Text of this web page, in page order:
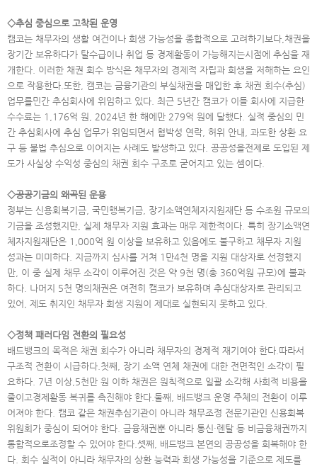
◇추심 중심으로 고착된 운영
캠코는 채무자의 생활 여건이나 회생 가능성을 종합적으로 고려하기보다,채권을
장기간 보유하다가 탈수급이나 취업 등 경제활동이 가능해지는시점에 추심을 재
개한다. 이러한 채권 회수 방식은 채무자의 경제적 자립과 회생을 저해하는 요인
으로 작용한다.또한, 캠코는 금융기관의 부실채권을 매입한 후 채권 회수(추심)
업무를민간 추심회사에 위임하고 있다. 최근 5년간 캠코가 이들 회사에 지급한
수수료는 1,176억 원, 2024년 한 해에만 279억 원에 달했다. 실적 중심의 민
간 추심회사에 추심 업무가 위임되면서 협박성 연락, 허위 안내, 과도한 상환 요
구 등 불법 추심으로 이어지는 사례도 발생하고 있다. 공공성을전제로 도입된 제
도가 사실상 수익성 중심의 채권 회수 구조로 굳어지고 있는 셈이다.
◇공공기금의 왜곡된 운용
정부는 신용회복기금, 국민행복기금, 장기소액연체자지원재단 등 수조원 규모의
기금을 조성했지만, 실제 채무자 지원 효과는 매우 제한적이다. 특히 장기소액연
체자지원재단은 1,000억 원 이상을 보유하고 있음에도 불구하고 채무자 지원
성과는 미미하다. 지금까지 심사를 거쳐 1만4천 명을 지원 대상자로 선정했지
만, 이 중 실제 채무 소각이 이루어진 것은 약 9천 명(총 360억원 규모)에 불과
하다. 나머지 5천 명의채권은 여전히 캠코가 보유하며 추심대상자로 관리되고
있어, 제도 취지인 채무자 회생 지원이 제대로 실현되지 못하고 있다.
◇정책 패러다임 전환의 필요성
배드뱅크의 목적은 채권 회수가 아니라 채무자의 경제적 재기여야 한다.따라서
구조적 전환이 시급하다.첫째, 장기 소액 연체 채권에 대한 전면적인 소각이 필
요하다. 7년 이상,5천만 원 이하 채권은 원칙적으로 일괄 소각해 사회적 비용을
줄이고경제활동 복귀를 촉진해야 한다.둘째, 배드뱅크 운영 주체의 전환이 이루
어져야 한다. 캠코 같은 채권추심기관이 아니라 채무조정 전문기관인 신용회복
위원회가 중심이 되어야 한다. 금융채권뿐 아니라 통신·렌탈 등 비금융채권까지
통합적으로조정할 수 있어야 한다.셋째, 배드뱅크 본연의 공공성을 회복해야 한
다. 회수 실적이 아니라 채무자의 상환 능력과 회생 가능성을 기준으로 제도를